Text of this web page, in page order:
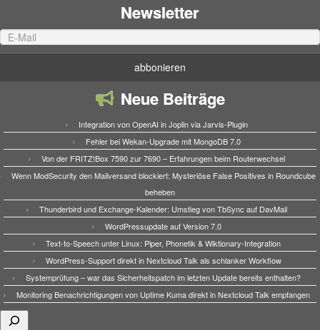
Newsletter
Neue Beiträge
Integration von OpenAI in Joplin via Jarvis-Plugin
Fehler bei Wekan-Upgrade mit MongoDB 7.0
Von der FRITZ!Box 7590 zur 7690 – Erfahrungen beim Routerwechsel
Wenn ModSecurity den Mailversand blockiert: Mysteriöse False Positives in Roundcube
beheben
Thunderbird und Exchange-Kalender: Umstieg von TbSync auf DavMail
WordPressupdate auf Version 7.0
Text-to-Speech unter Linux: Piper, Phonetik & Wiktionary-Integration
WordPress-Support direkt in Nextcloud Talk als schlanker Workflow
Systemprüfung – war das Sicherheitspatch im letzten Update bereits enthalten?
Monitoring Benachrichtigungen von Uptime Kuma direkt in Nextcloud Talk empfangen
Suchen